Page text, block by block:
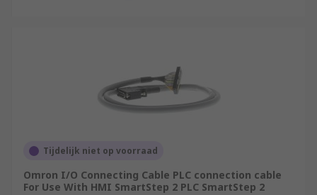
Tijdelijk niet op voorraad
Omron I/O Connecting Cable PLC connection cable
For Use With HMI SmartStep 2 PLC SmartStep 2